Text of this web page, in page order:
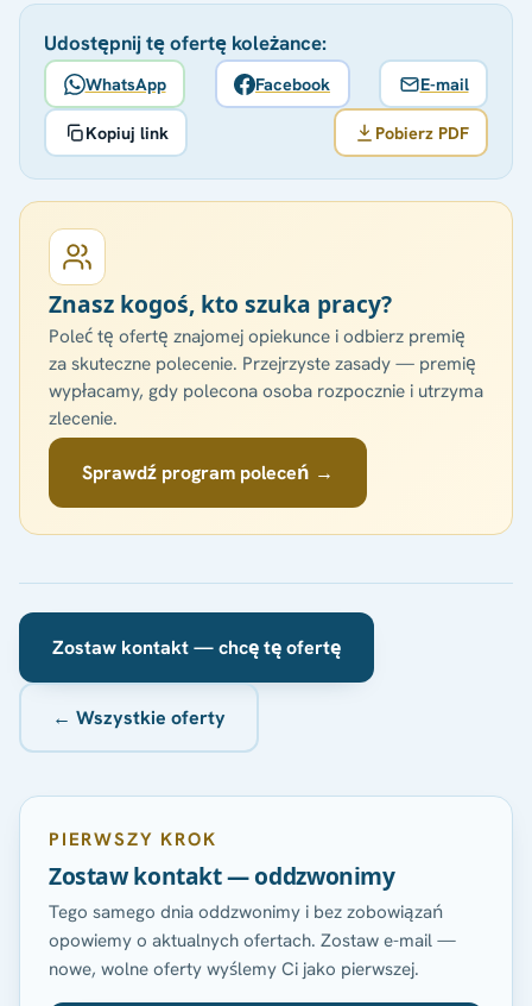
Udostępnij tę ofertę koleżance:
WhatsApp Facebook E-mail
Kopiuj link Pobierz PDF
Znasz kogoś, kto szuka pracy?
Poleć tę ofertę znajomej opiekunce i odbierz premię
za skuteczne polecenie. Przejrzyste zasady — premię
wypłacamy, gdy polecona osoba rozpocznie i utrzyma
zlecenie.
Sprawdź program poleceń →
Zostaw kontakt — chcę tę ofertę
← Wszystkie oferty
PIERWSZY KROK
Zostaw kontakt — oddzwonimy
Tego samego dnia oddzwonimy i bez zobowiązań
opowiemy o aktualnych ofertach. Zostaw e-mail —
nowe, wolne oferty wyślemy Ci jako pierwszej.